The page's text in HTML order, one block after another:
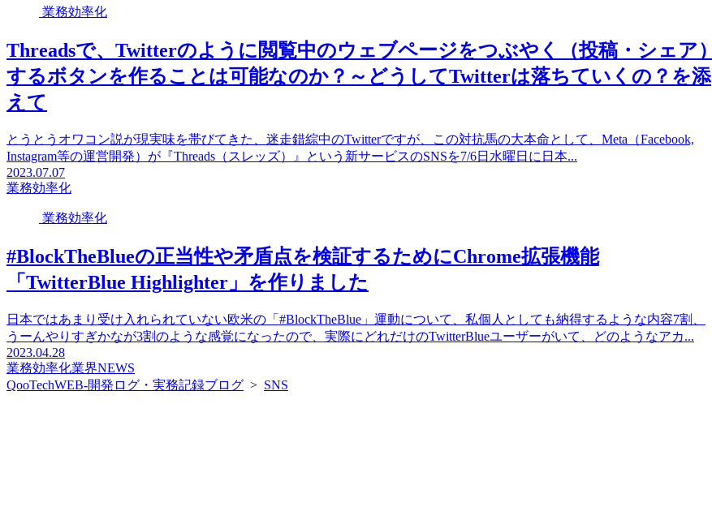
業務効率化
Threadsで、Twitterのように閲覧中のウェブページをつぶやく（投稿・シェア）
するボタンを作ることは可能なのか？～どうしてTwitterは落ちていくの？を添
えて
とうとうオワコン説が現実味を帯びてきた、迷走錯綜中のTwitterですが、この対抗馬の大本命として、Meta（Facebook,
Instagram等の運営開発）が『Threads（スレッズ）』という新サービスのSNSを7/6日水曜日に日本...
2023.07.07
業務効率化
業務効率化
#BlockTheBlueの正当性や矛盾点を検証するためにChrome拡張機能
「TwitterBlue Highlighter」を作りました
日本ではあまり受け入れられていない欧米の「#BlockTheBlue」運動について、私個人としても納得するような内容7割、
うーんやりすぎかなが3割のような感覚になったので、実際にどれだけのTwitterBlueユーザーがいて、どのようなアカ...
2023.04.28
業務効率化業界NEWS
QooTechWEB-開発ログ・実務記録ブログ > SNS